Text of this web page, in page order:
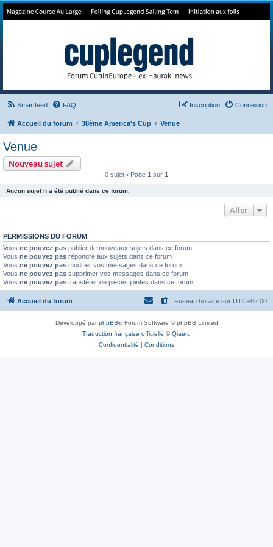
Forum de Cup In Europe
Smartfeed FAQ Connexion
Inscription
Accueil du forum 38ème America's Cup Venue
Venue
Nouveau sujet
0 sujet • Page 1 sur 1
Aucun sujet n’a été publié dans ce forum.
Aller
PERMISSIONS DU FORUM
Vous ne pouvez pas publier de nouveaux sujets dans ce forum
Vous ne pouvez pas répondre aux sujets dans ce forum
Vous ne pouvez pas modifier vos messages dans ce forum
Vous ne pouvez pas supprimer vos messages dans ce forum
Vous ne pouvez pas transférer de pièces jointes dans ce forum
Accueil du forum Fuseau horaire sur UTC+02:00
Développé parphpBB® Forum Software © phpBB Limited
Traduction française officielle ©Qiaeru
Confidentialité | Conditions